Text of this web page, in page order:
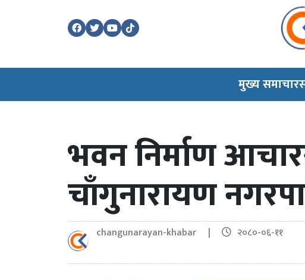
मुख्य समाचार
भवन निर्माण
चाँगुनारायण
changunarayan-khabar | २०८०-०६-११